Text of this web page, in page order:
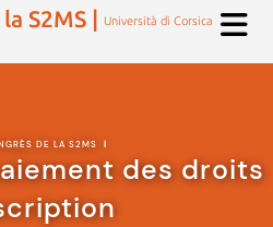
S2MS | Università di Corsica
DE LA S2MS |
des droits